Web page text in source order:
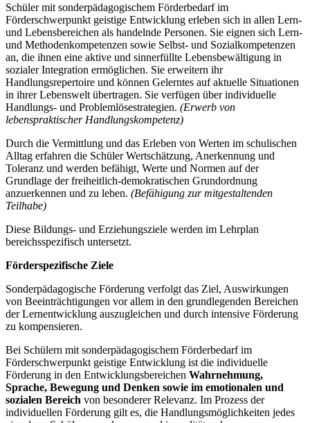
Schüler mit sonderpädagogischem Förderbedarf im
Förderschwerpunkt geistige Entwicklung erleben sich in allen Lern-
und Lebensbereichen als handelnde Personen. Sie eignen sich Lern-
und Methodenkompetenzen sowie Selbst- und Sozialkompetenzen
an, die ihnen eine aktive und sinnerfüllte Lebensbewältigung in
sozialer Integration ermöglichen. Sie erweitern ihr
Handlungsrepertoire und können Gelerntes auf aktuelle Situationen
in ihrer Lebenswelt übertragen. Sie verfügen über individuelle
Handlungs- und Problemlösestrategien. (Erwerb von
lebenspraktischer Handlungskompetenz)
Durch die Vermittlung und das Erleben von Werten im schulischen
Alltag erfahren die Schüler Wertschätzung, Anerkennung und
Toleranz und werden befähigt, Werte und Normen auf der
Grundlage der freiheitlich-demokratischen Grundordnung
anzuerkennen und zu leben. (Befähigung zur mitgestaltenden
Teilhabe)
Diese Bildungs- und Erziehungsziele werden im Lehrplan
bereichsspezifisch untersetzt.
Förderspezifische Ziele
Sonderpädagogische Förderung verfolgt das Ziel, Auswirkungen
von Beeinträchtigungen vor allem in den grundlegenden Bereichen
der Lernentwicklung auszugleichen und durch intensive Förderung
zu kompensieren.
Bei Schülern mit sonderpädagogischem Förderbedarf im
Förderschwerpunkt geistige Entwicklung ist die individuelle
Förderung in den Entwicklungsbereichen Wahrnehmung,
Sprache, Bewegung und Denken sowie im emotionalen und
sozialen Bereich von besonderer Relevanz. Im Prozess der
individuellen Förderung gilt es, die Handlungsmöglichkeiten jedes